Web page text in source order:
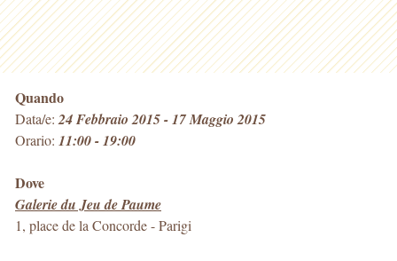
Quando
Data/e: 24 Febbraio 2015 - 17 Maggio 2015
Orario: 11:00 - 19:00
Dove
Galerie du Jeu de Paume
1, place de la Concorde-Parigi